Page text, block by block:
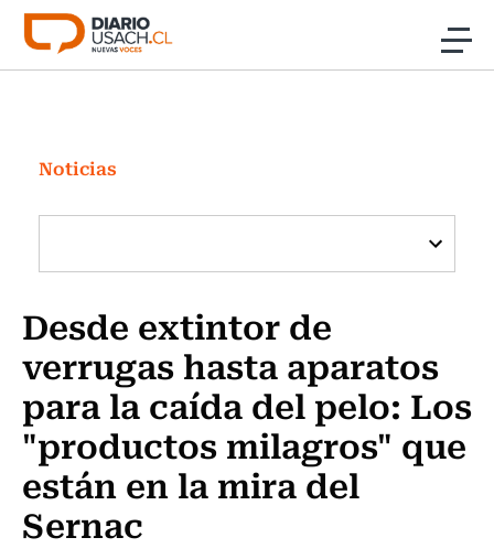
Click acá para ir directamente al contenido
Investigación
Cultura
Programas Radio y TV Usach
Noticias
Desde extintor de
verrugas hasta aparatos
para la caída del pelo: Los
"productos milagros" que
están en la mira del
Sernac